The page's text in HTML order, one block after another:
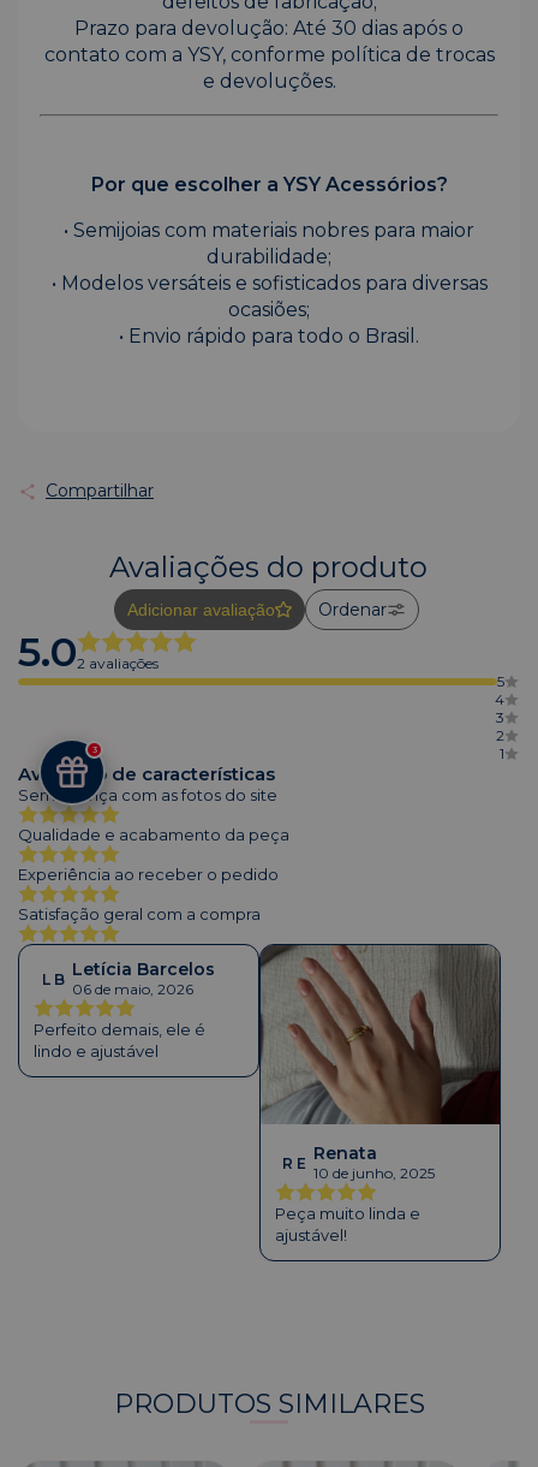
Prazo para devolução: Até 30 dias após o
contato com a YSY, conforme política de trocas
e devoluções.
Por que escolher a YSY Acessórios?
• Semijoias com materiais nobres para maior
durabilidade;
• Modelos versáteis e sofisticados para diversas
ocasiões;
• Envio rápido para todo o Brasil.
Compartilhar
Avaliações do produto
Adicionar avaliação Ordenar
5.02 avaliações
5
4
3
2
1
Avaliação de características
Semelhança com as fotos do site
Qualidade e acabamento da peça
Experiência ao receber o pedido
Satisfação geral com a compra
L B Letícia Barcelos
06 de maio, 2026
Perfeito demais, ele é
lindo e ajustável
R E Renata
10 de junho, 2025
Peça muito linda e
ajustável!
PRODUTOS SIMILARES
3